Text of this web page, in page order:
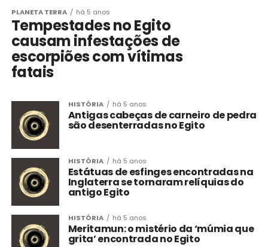
PLANETA TERRA há 5 anos
Tempestades no Egito
causam infestações de
escorpiões com vítimas
fatais
HISTÓRIA há 5 anos
Antigas cabeças de carneiro de pedra
são desenterradas no Egito
HISTÓRIA há 5 anos
Estátuas de esfinges encontradas na
Inglaterra se tornaram relíquias do
antigo Egito
HISTÓRIA há 5 anos
Meritamun: o mistério da ‘múmia que
grita’ encontrada no Egito